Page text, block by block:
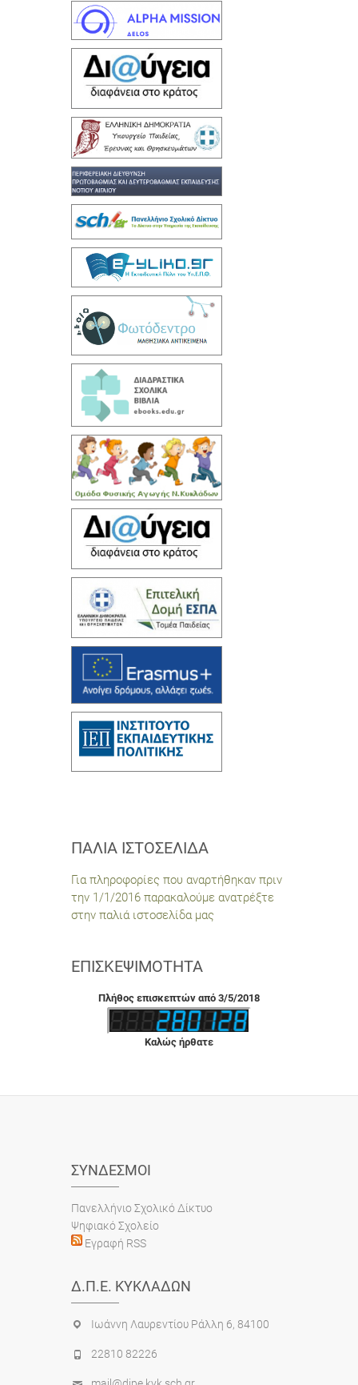
ΠΑΛΙΆ ΙΣΤΟΣΕΛΊΔΑ
Για πληροφορίες που αναρτήθηκαν πριν
την 1/1/2016 παρακαλούμε ανατρέξτε
στην παλιά ιστοσελίδα μας
ΕΠΙΣΚΕΨΙΜΌΤΗΤΑ
Πλήθος επισκεπτών από 3/5/2018
Καλώς ήρθατε
ΣΎΝΔΕΣΜΟΙ
Πανελλήνιο Σχολικό Δίκτυο
Ψηφιακό Σχολείο
Εγραφή RSS
Δ.Π.Ε. ΚΥΚΛΆΔΩΝ
Ιωάννη Λαυρεντίου Ράλλη 6, 84100
22810 82226